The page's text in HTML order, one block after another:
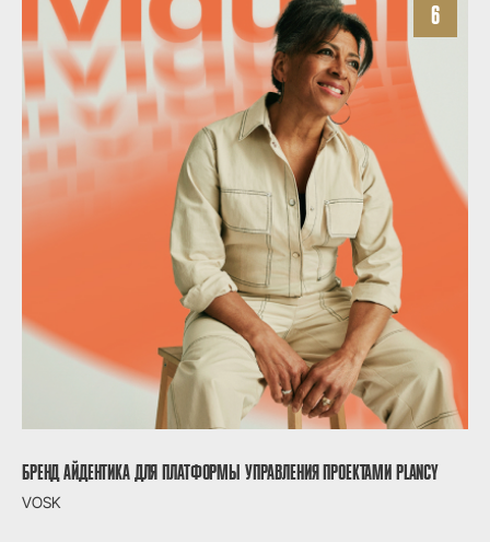
6
БРЕНД АЙДЕНТИКА ДЛЯ ПЛАТФОРМЫ УПРАВЛЕНИЯ ПРОЕКТАМИ PLANCY
VOSK